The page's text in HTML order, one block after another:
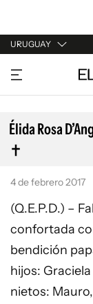
URUGUAY
URUGUAY
ARGENTINA
ESPAÑA
ESTADOS UNIDOS
Élida Rosa
4 de febrero 2017
(Q.E.P.D.) –
confortada
bendición
hijos:
nietos: